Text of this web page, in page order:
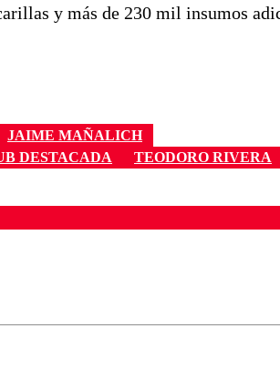
y más de 230 mil insumos
JAIME MAÑALICH
DESTACADA
TEODORO RIVERA